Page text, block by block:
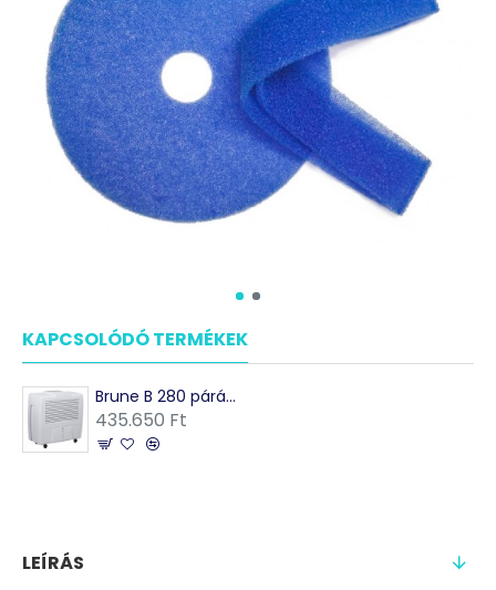
KAPCSOLÓDÓ TERMÉKEK
Brune B 280 párásító elektronikus vezérléssel
435.650 Ft
LEÍRÁS